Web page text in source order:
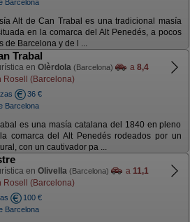
Barcelona
Alt de Can Trabal es una tradicional masía
en la comarca del Alt Penedés, a pocos
de Barcelona y de l ...
Trabal
en Olèrdola (Barcelona) a 8,4
Rosell (Barcelona)
36 €
Barcelona
es una masía catalana del 1840 en pleno
comarca del Alt Penedés rodeados por un
con un cautivador pa ...
en Olivella (Barcelona) a 11,1
Rosell (Barcelona)
100 €
Barcelona